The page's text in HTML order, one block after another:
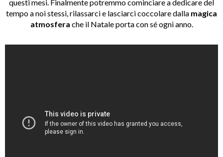
questi mesi. Finalmente potremmo cominciare a dedicare del
tempo a noi stessi, rilassarci e lasciarci coccolare dalla magica
atmosfera che il Natale porta con sé ogni anno.